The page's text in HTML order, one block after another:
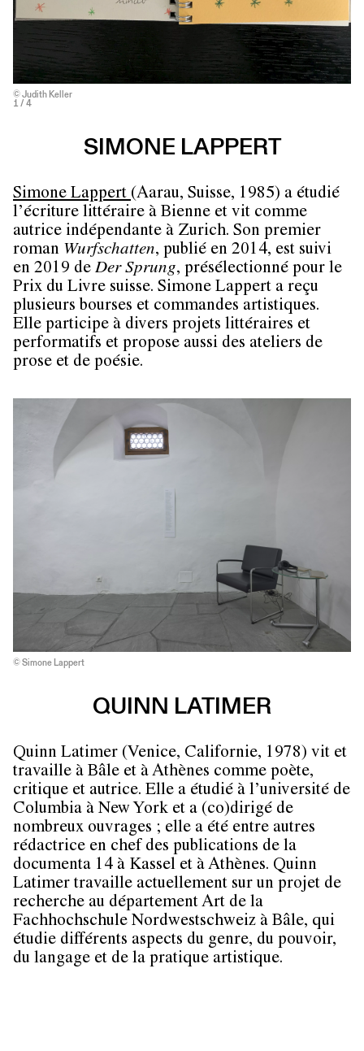
© Judith Keller
1 / 4
SIMONE LAPPERT
Simone Lappert (Aarau, Suisse, 1985) a étudié
l’écriture littéraire à Bienne et vit comme
autrice indépendante à Zurich. Son premier
roman Wurfschatten, publié en 2014, est suivi
en 2019 de Der Sprung, présélectionné pour le
Prix du Livre suisse. Simone Lappert a reçu
plusieurs bourses et commandes artistiques.
Elle participe à divers projets littéraires et
performatifs et propose aussi des ateliers de
prose et de poésie.
© Simone Lappert
QUINN LATIMER
Quinn Latimer (Venice, Californie, 1978) vit et
travaille à Bâle et à Athènes comme poète,
critique et autrice. Elle a étudié à l’université de
Columbia à New York et a (co)dirigé de
nombreux ouvrages ; elle a été entre autres
rédactrice en chef des publications de la
documenta 14 à Kassel et à Athènes. Quinn
Latimer travaille actuellement sur un projet de
recherche au département Art de la
Fachhochschule Nordwestschweiz à Bâle, qui
étudie différents aspects du genre, du pouvoir,
du langage et de la pratique artistique.